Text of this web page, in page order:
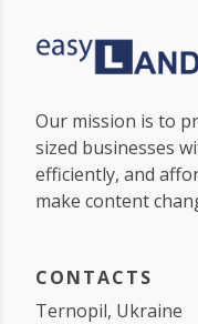
Our mission is to
sized businesses
efficiently, and
make content
СONTACTS
Ternopil, Ukraine